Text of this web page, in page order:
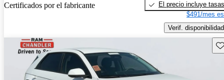
Certificados por el fabricante
El precio incluye tasas
$491/mes
Verif. disponibilidad